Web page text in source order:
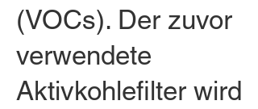
(VOCs). Der zuvor
verwendete
Aktivkohlefilter wird